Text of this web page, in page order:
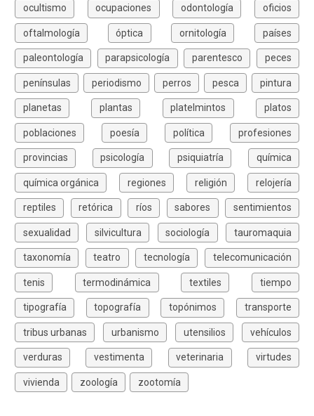
ocultismo ocupaciones odontología oficios
oftalmología óptica ornitología países
paleontología parapsicología parentesco peces
penínsulas periodismo perros pesca pintura
planetas plantas platelmintos platos
poblaciones poesía política profesiones
provincias psicología psiquiatría química
química orgánica regiones religión relojería
reptiles retórica ríos sabores sentimientos
sexualidad silvicultura sociología tauromaquia
taxonomía teatro tecnología telecomunicación
tenis termodinámica textiles tiempo
tipografía topografía topónimos transporte
tribus urbanas urbanismo utensilios vehículos
verduras vestimenta veterinaria virtudes
vivienda zoología zootomía